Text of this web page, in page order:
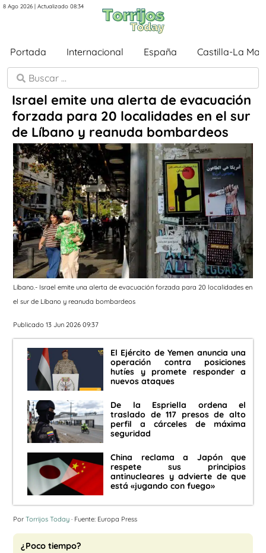
8 Ago 2026 | Actualizado 08:34
Portada Internacional España Castilla-La
Israel emite una alerta de evacuación
forzada para 20 localidades en el sur
de Líbano y reanuda bombardeos
Líbano.- Israel emite una alerta de evacuación forzada para 20 localidades en
el sur de Líbano y reanuda bombardeos
Publicado 13 Jun 2026 09:37
El Ejército de Yemen anuncia una
operación contra posiciones
hutíes y promete responder a
nuevos ataques
De la Espriella ordena el
traslado de 117 presos de alto
perfil a cárceles de máxima
seguridad
China reclama a Japón que
respete sus principios
antinucleares y advierte de que
está «jugando con fuego»
Por Torrijos Today · Fuente: Europa Press
¿Poco tiempo?